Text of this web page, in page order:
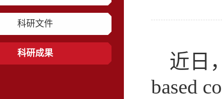
科研文件
科研成果
近日
based